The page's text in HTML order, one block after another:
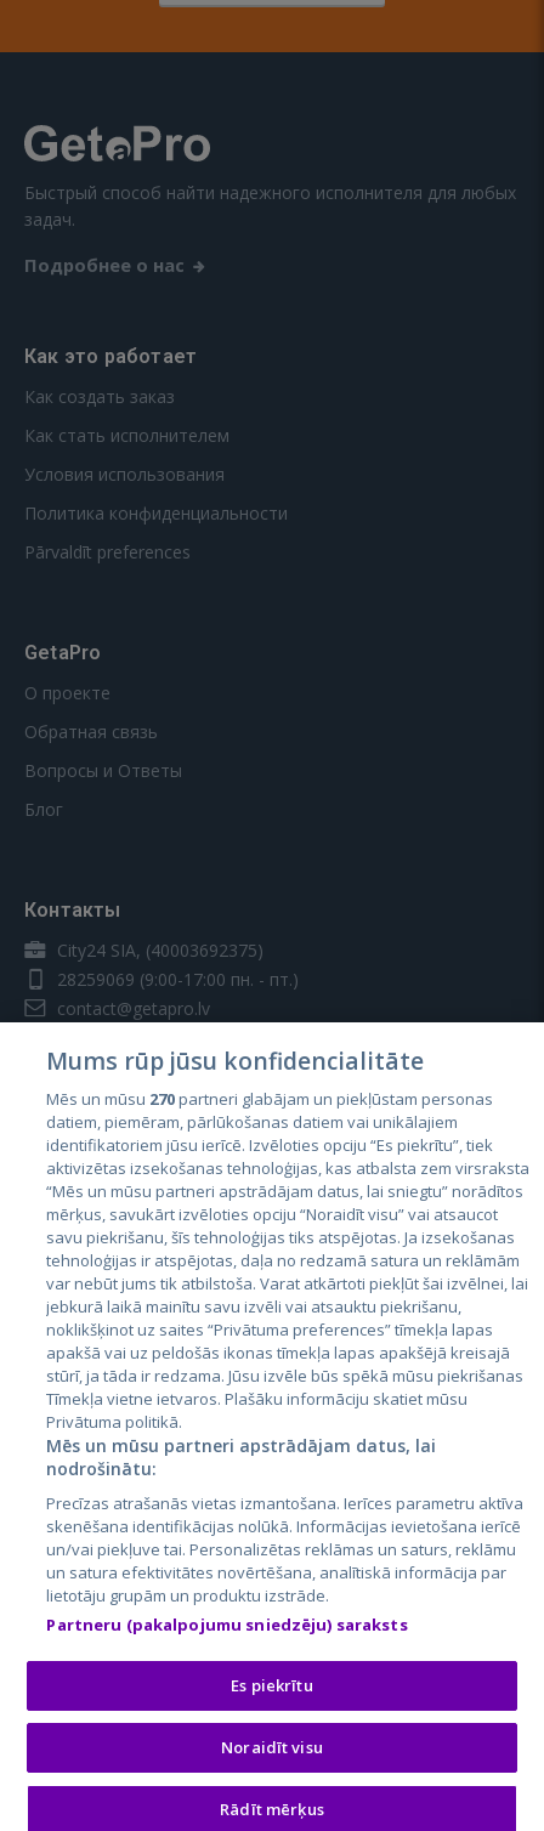
Быстрый способ найти надежного исполнителя для любых
задач.
Подробнее о нас
Как это работает
Как создать заказ
Как стать исполнителем
Условия использования
Политика конфиденциальности
Pārvaldīt preferences
GetaPro
О проекте
Обратная связь
Вопросы и Ответы
Блог
Контакты
City24 SIA, (40003692375)
28259069 (9:00-17:00 пн. - пт.)
contact@getapro.lv
Страны
Эстония
Латвия
Литва
City24.lv
City24.ee
GetaPro.lv
GetaPro.ee
Skelbiu.lt
Autoplius.lt
Aruodas.lt
CVbankas.lt
Kainos.lt
Paslaugos.lt
auto24.ee
Osta.ee
KuldneBörs.ee
© 2026 GetaPro. Все права защищены.
Mums rūp jūsu konfidencialitāte
Mēs un mūsu 270partneri glabājam un piekļūstam personas
datiem, piemēram, pārlūkošanas datiem vai unikālajiem
identifikatoriem jūsu ierīcē. Izvēloties opciju “Es piekrītu”, tiek
aktivizētas izsekošanas tehnoloģijas, kas atbalsta zem virsraksta
“Mēs un mūsu partneri apstrādājam datus, lai sniegtu” norādītos
mērķus, savukārt izvēloties opciju “Noraidīt visu” vai atsaucot
savu piekrišanu, šīs tehnoloģijas tiks atspējotas. Ja izsekošanas
tehnoloģijas ir atspējotas, daļa no redzamā satura un reklāmām
var nebūt jums tik atbilstoša. Varat atkārtoti piekļūt šai izvēlnei, lai
jebkurā laikā mainītu savu izvēli vai atsauktu piekrišanu,
noklikšķinot uz saites “Privātuma preferences” tīmekļa lapas
apakšā vai uz peldošās ikonas tīmekļa lapas apakšējā kreisajā
stūrī, ja tāda ir redzama. Jūsu izvēle būs spēkā mūsu piekrišanas
Tīmekļa vietne ietvaros. Plašāku informāciju skatiet mūsu
Privātuma politikā.
Mēs un mūsu partneri apstrādājam datus, lai
nodrošinātu:
Precīzas atrašanās vietas izmantošana. Ierīces parametru aktīva
skenēšana identifikācijas nolūkā. Informācijas ievietošana ierīcē
un/vai piekļuve tai. Personalizētas reklāmas un saturs, reklāmu
un satura efektivitātes novērtēšana, analītiskā informācija par
lietotāju grupām un produktu izstrāde.
Partneru (pakalpojumu sniedzēju) saraksts
Es piekrītu
Noraidīt visu
Rādīt mērķus